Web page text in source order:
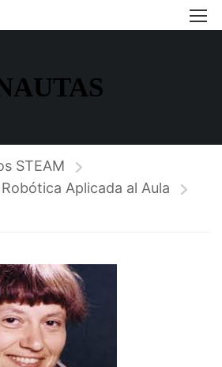
STEAM
Aplicada al Aula